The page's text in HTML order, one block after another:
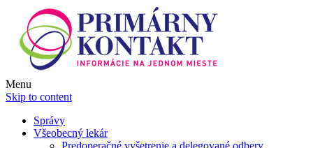
Menu
Skip to content
Správy
Všeobecný lekár
Predoperačné vyšetrenie a delegované odbery